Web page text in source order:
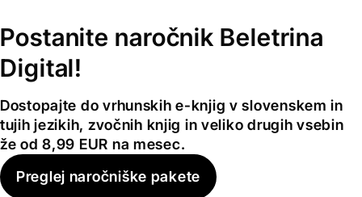
Postanite naročnik Beletrina
Digital!
Dostopajte do vrhunskih e-knjig v slovenskem in
tujih jezikih, zvočnih knjig in veliko drugih vsebin
že od 8,99 EUR na mesec.
Preglej naročniške pakete